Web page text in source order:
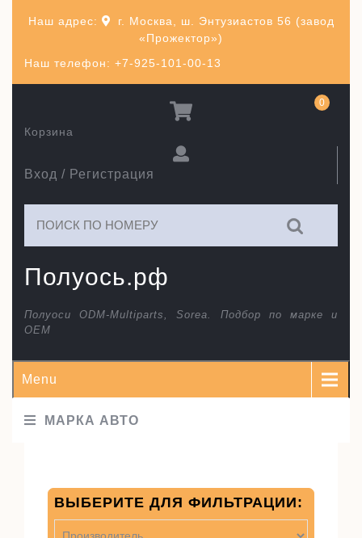
Наш телефон: +7-925-101-00-13
Наш адрес:
г. Москва, ш. Энтузиастов 56 (завод
«Прожектор»)
Полуось.рф
Полуоси ODM-Multiparts, Sorea. Подбор по марке и
ОЕМ
Вход / Регистрация
Корзина
0
Menu
МАРКА АВТО
ВЫБЕРИТЕ ДЛЯ ФИЛЬТРАЦИИ: